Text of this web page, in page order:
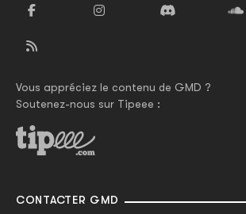
Vous appréciez le contenu de GMD ?
Soutenez-nous sur Tipeee :
CONTACTER GMD